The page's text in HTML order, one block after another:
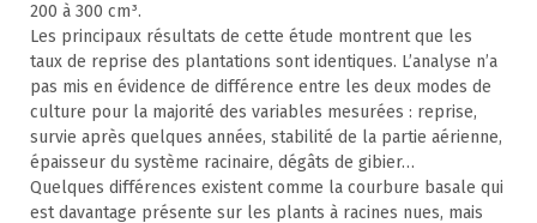
200 à 300 cm³.
Les principaux résultats de cette étude montrent que les
taux de reprise des plantations sont identiques. L’analyse n’a
pas mis en évidence de différence entre les deux modes de
culture pour la majorité des variables mesurées : reprise,
survie après quelques années, stabilité de la partie aérienne,
épaisseur du système racinaire, dégâts de gibier…
Quelques différences existent comme la courbure basale qui
est davantage présente sur les plants à racines nues, mais